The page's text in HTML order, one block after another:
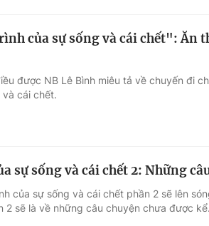
của sự sống và cái chết": Ăn
được NB Lê Bình miêu tả về chuyến đi
cái chết.
sự sống và cái chết 2: Những
của sự sống và cái chết phần 2 sẽ lên
2 sẽ là về những câu chuyện chưa được